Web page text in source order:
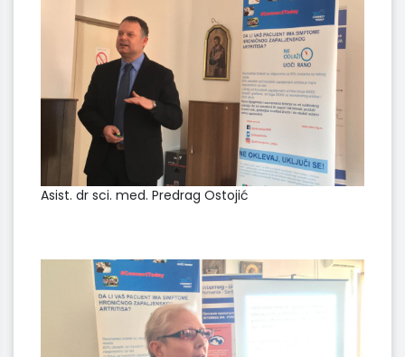
Asist. dr sci. med. Predrag Ostojić